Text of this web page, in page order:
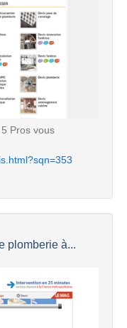
Pros vous
plomberie à...